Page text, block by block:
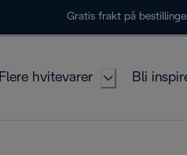
Gratis frakt på
Flere hvitevarer Bli